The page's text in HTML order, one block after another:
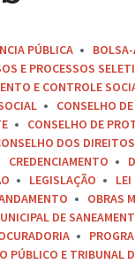
PÚBLICA
E PROCESSOS
E CONTROLE
CONSELHO
CONSELHO DE
DOS
CREDENCIAMENTO
LEGISLAÇÃO LEI
OBRAS
DE
PÚBLICO E TRIBUNAL